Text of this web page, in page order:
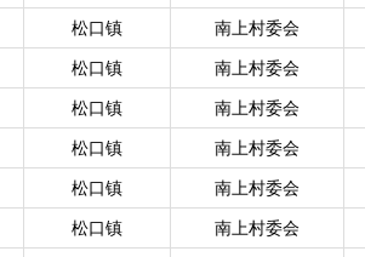
松口镇 南上村委会
松口镇 南上村委会
松口镇 南上村委会
松口镇 南上村委会
松口镇 南上村委会
松口镇 南上村委会